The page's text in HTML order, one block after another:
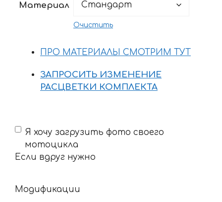
–
Материал
Очистить
ПРО МАТЕРИАЛЫ СМОТРИМ ТУТ
ЗАПРОСИТЬ ИЗМЕНЕНИЕ
РАСЦВЕТКИ КОМПЛЕКТА
Если
вдруг
нужно
Я хочу загрузить фото своего
мотоцикла
Если вдруг нужно
Модификации